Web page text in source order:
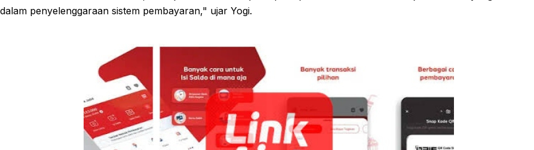
dalam penyelenggaraan sistem pembayaran," ujar Yogi.